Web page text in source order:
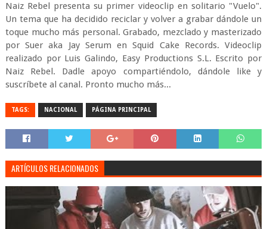
Naiz Rebel presenta su primer videoclip en solitario "Vuelo".
Un tema que ha decidido reciclar y volver a grabar dándole un
toque mucho más personal. Grabado, mezclado y masterizado
por Suer aka Jay Serum en Squid Cake Records. Videoclip
realizado por Luis Galindo, Easy Productions S.L. Escrito por
Naiz Rebel. Dadle apoyo compartiéndolo, dándole like y
suscríbete al canal. Pronto mucho más...
TAGS: NACIONAL PÁGINA PRINCIPAL
ARTÍCULOS RELACIONADOS